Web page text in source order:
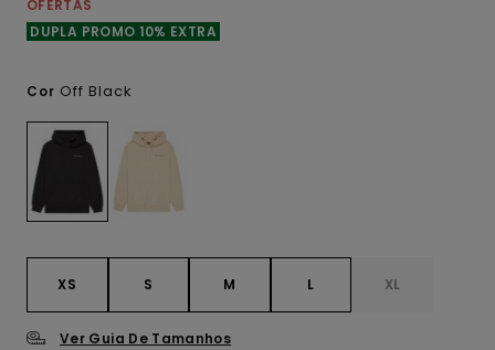
OFERTAS
DUPLA PROMO 10% EXTRA
Cor Off Black
XS S M L XL
Ver Guia De Tamanhos